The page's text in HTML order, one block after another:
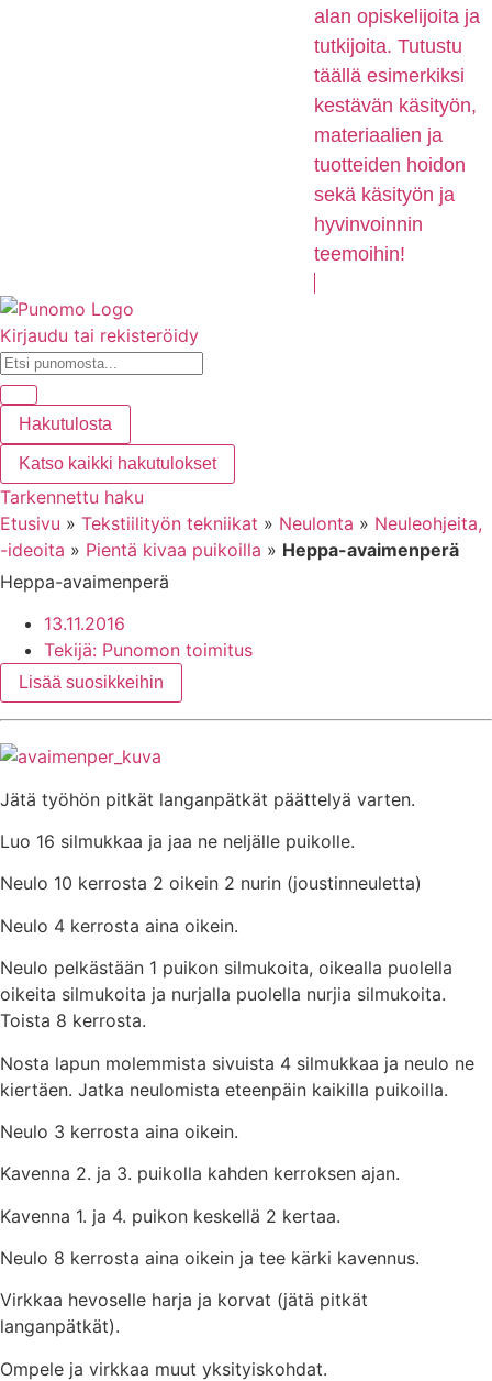
alan opiskelijoita ja
tutkijoita. Tutustu
täällä esimerkiksi
kestävän käsityön,
materiaalien ja
tuotteiden hoidon
sekä käsityön ja
hyvinvoinnin
teemoihin!
Kirjaudu tai rekisteröidy
Hakutulosta
Katso kaikki hakutulokset
Tarkennettu haku
Etusivu » Tekstiilityön tekniikat » Neulonta » Neuleohjeita,
-ideoita » Pientä kivaa puikoilla » Heppa-avaimenperä
Heppa-avaimenperä
13.11.2016
Tekijä: Punomon toimitus
Lisää suosikkeihin
Jätä työhön pitkät langanpätkät päättelyä varten.
Luo 16 silmukkaa ja jaa ne neljälle puikolle.
Neulo 10 kerrosta 2 oikein 2 nurin (joustinneuletta)
Neulo 4 kerrosta aina oikein.
Neulo pelkästään 1 puikon silmukoita, oikealla puolella
oikeita silmukoita ja nurjalla puolella nurjia silmukoita.
Toista 8 kerrosta.
Nosta lapun molemmista sivuista 4 silmukkaa ja neulo ne
kiertäen. Jatka neulomista eteenpäin kaikilla puikoilla.
Neulo 3 kerrosta aina oikein.
Kavenna 2. ja 3. puikolla kahden kerroksen ajan.
Kavenna 1. ja 4. puikon keskellä 2 kertaa.
Neulo 8 kerrosta aina oikein ja tee kärki kavennus.
Virkkaa hevoselle harja ja korvat (jätä pitkät
langanpätkät).
Ompele ja virkkaa muut yksityiskohdat.